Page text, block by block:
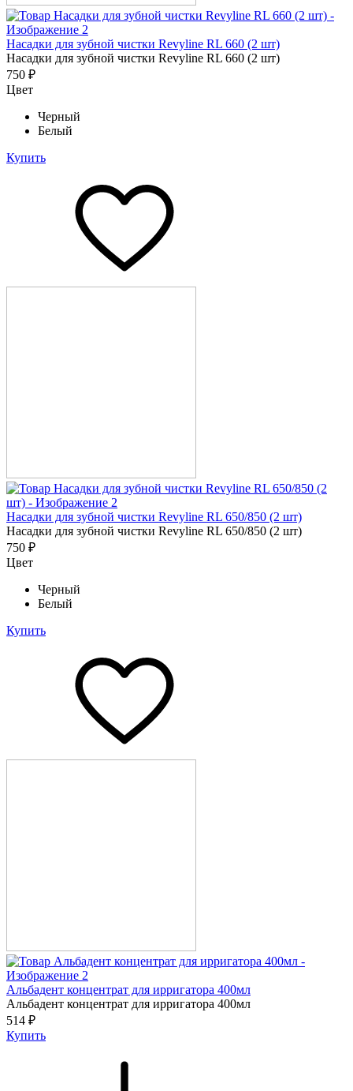
Насадки для зубной чистки Revyline RL 660 (2 шт)
Насадки для зубной чистки Revyline RL 660 (2 шт)
750 ₽
Цвет
Черный
Белый
Купить
Насадки для зубной чистки Revyline RL 650/850 (2 шт)
Насадки для зубной чистки Revyline RL 650/850 (2 шт)
750 ₽
Цвет
Черный
Белый
Купить
Альбадент концентрат для ирригатора 400мл
Альбадент концентрат для ирригатора 400мл
514 ₽
Купить